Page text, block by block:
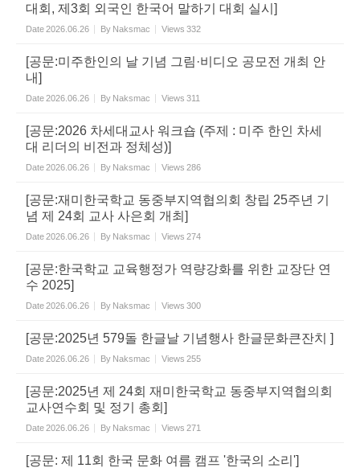
대회, 제3회 외국인 한국어 말하기 대회 실시]
Date2026.06.26 By Naksmac Views 332
[공문:미주한인의 날 기념 그림·비디오 공모전 개최 안
내]
Date2026.06.26 By Naksmac Views 311
[공문:2026 차세대교사 워크숍 (주제 : 미주 한인 차세
대 리더의 비전과 정체성)]
Date2026.06.26 By Naksmac Views 286
[공문:재미한국학교 동중부지역협의회 창립 25주년 기
념 제 24회 교사 사은회 개최]
Date2026.06.26 By Naksmac Views 274
[공문:한국학교 교육행정가 역량강화를 위한 교장단 연
수 2025]
Date2026.06.26 By Naksmac Views 300
[공문:2025년 579돌 한글날 기념행사 한글문화큰잔치 ]
Date2026.06.26 By Naksmac Views 255
[공문:2025년 제 24회 재미한국학교 동중부지역협의회
교사연수회 및 정기 총회]
Date2026.06.26 By Naksmac Views 271
[공문: 제 11회 한국 문화 여름 캠프 '한국의 소리']